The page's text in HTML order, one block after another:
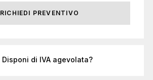
RICHIEDI PREVENTIVO
Disponi di IVA agevolata?